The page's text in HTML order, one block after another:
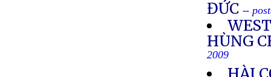
ĐỨC --
HÙNG
2009